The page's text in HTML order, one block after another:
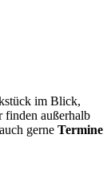
im Blick,
finden außerhalb
gerne Termine